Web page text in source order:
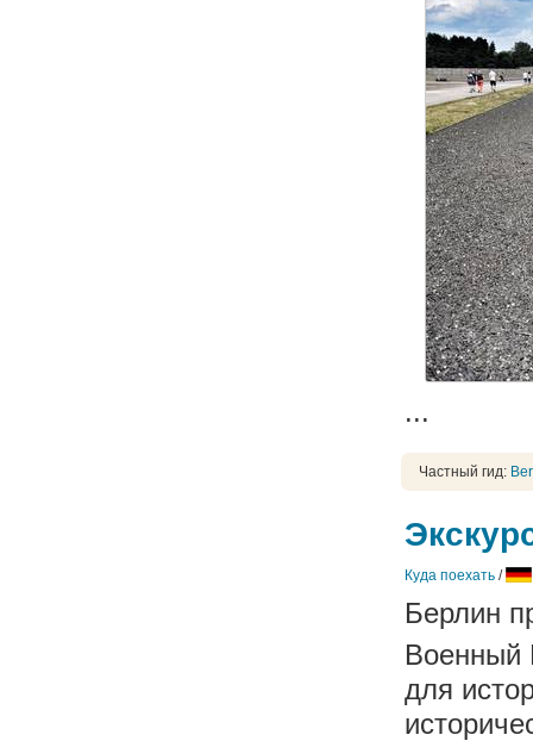
...
Частный гид:
Куда поехать /
Берлин
Военный
для